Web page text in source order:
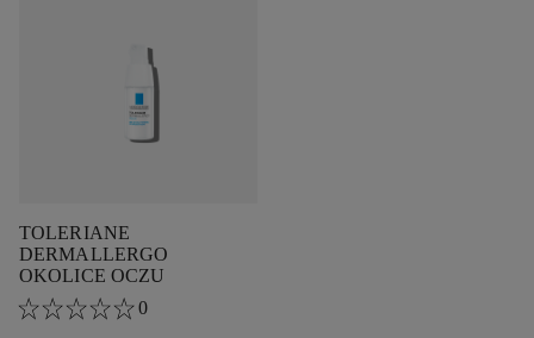
TOLERIANE
DERMALLERGO
OKOLICE OCZU
0